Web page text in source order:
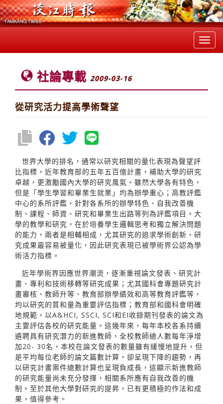
社論專載 2009-03-16
從研究活力提高學術聲望
世界大學的排名，通常以研究相關的量化表現為聲望評
比指標，近年教育部的五年五百億計畫，補助大學的研究
卓越，更激勵國內大學的研究風氣。雖然大學各有特色，
但是「學生學習和畢業生就業」均為辦學重心；高教評鑑
中心的系所評鑑，針對各系所的辦學特色、自我改善機
制、課程、師資、研究和畢業生出路等列為評鑑項目。大
學的教學和研究，在於培養學生邏輯思考和獨立解決問題
的能力，兩者是相輔相成，尤其研究的追求學術創新，研
究成果最容易被量化，因此研究表現已被學術界公認為學
術活力指標。
近年學術界因應世界潮流，逐漸重視論文發表、研究計
畫、專利和技術移轉等研究成果；尤其國科會專題研究計
畫審核、教師升等、教育部辦學績效和高等教育評鑑等，
均以研究的質和量為重要評估指標；教育部和國科會明確
地規範，以A&HCI, SSCI, SCI和EI收錄期刊發表的論文為
主要評估各校的研究能量。這幾年來，每年本校各系持續
遴聘具有研究潛力的新進教師，全校教師總人數每年淨增
加20- 30名，本校在論文發表的數量雖有緩慢地提升，但
是平均每位老師的論文篇數計算，卻呈現下降的趨勢，再
以研究計畫案件總數計算也呈現負成長，這顯示新進教師
的研究能量尚未充分發揮，相關系所應有自我改善的機
制。至於其他大學對研究的提昇，已有更積極的作法和成
果，值得參考。